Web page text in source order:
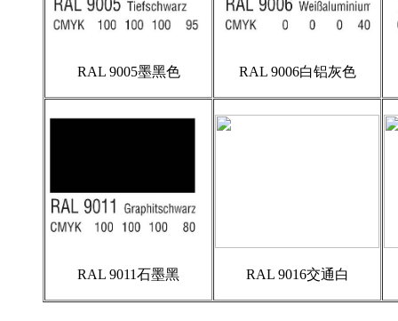
RAL 9005墨黑色 RAL 9006白铝灰色
RAL 9011石墨黑 RAL 9016交通白